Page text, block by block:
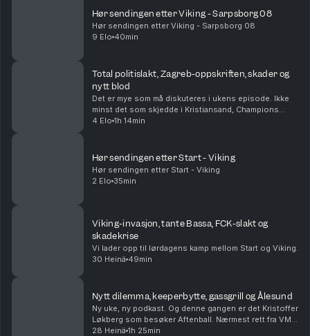
Hør sendingen etter Viking - Sarpsborg 08
Hør sendingen etter Viking - Sarpsborg 08
9 Elo 40min
Total politislakt, Zagreb-oppskriften, skader og
nytt blod
Det er mye som må diskuteres i ukens episode. Ikke
minst det som skjedde i Kristiansand, Champions
League-trekningen og Vikings nysignering. Dette og
4 Elo 1h 14min
Hør sendingen etter Start - Viking
Hør sendingen etter Start - Viking
2 Elo 35min
Viking-invasjon, tante Bassa, FCK-slakt og
skadekrise
Vi lader opp til lørdagens kamp mellom Start og Viking.
30 Heinä 49min
Nytt dilemma, keeperbytte, gassgrill og Ålesund
Ny uke, ny podkast. Og denne gangen er det Kristoffer
Løkberg som besøker Aftenball. Nærmest rett fra VM
tilbake på jobb i Viking. Og det blir både VM og Viking
28 Heinä 1h 25min